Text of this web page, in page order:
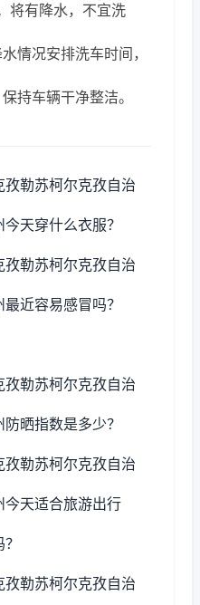
将有降水，不宜洗
情况安排洗车时间，
持车辆干净整洁。
孜勒苏柯尔克孜自治
今天穿什么衣服？
孜勒苏柯尔克孜自治
最近容易感冒吗？
孜勒苏柯尔克孜自治
防晒指数是多少？
孜勒苏柯尔克孜自治
今天适合旅游出行
孜勒苏柯尔克孜自治